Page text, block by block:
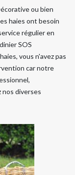
ou bien
haies ont besoin
régulier en
SOS
vous n'avez pas
car notre
diverses